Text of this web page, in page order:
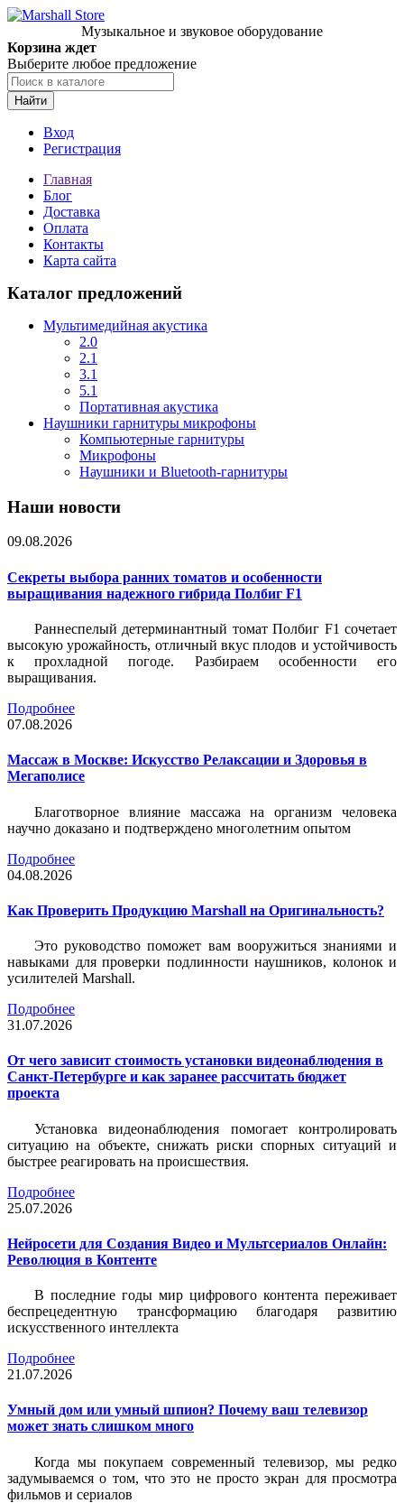
Музыкальное и звуковое оборудование
Корзина ждет
Выберите любое предложение
Найти
Вход
Регистрация
Главная
Блог
Доставка
Оплата
Контакты
Карта сайта
Каталог предложений
Мультимедийная акустика
2.0
2.1
3.1
5.1
Портативная акустика
Наушники гарнитуры микрофоны
Компьютерные гарнитуры
Микрофоны
Наушники и Bluetooth-гарнитуры
Наши новости
09.08.2026
Секреты выбора ранних томатов и особенности
выращивания надежного гибрида Полбиг F1
Раннеспелый детерминантный томат Полбиг F1 сочетает
высокую урожайность, отличный вкус плодов и устойчивость
к прохладной погоде. Разбираем особенности его
выращивания.
Подробнее
07.08.2026
Массаж в Москве: Искусство Релаксации и Здоровья в
Мегаполисе
Благотворное влияние массажа на организм человека
научно доказано и подтверждено многолетним опытом
Подробнее
04.08.2026
Как Проверить Продукцию Marshall на Оригинальность?
Это руководство поможет вам вооружиться знаниями и
навыками для проверки подлинности наушников, колонок и
усилителей Marshall.
Подробнее
31.07.2026
От чего зависит стоимость установки видеонаблюдения в
Санкт-Петербурге и как заранее рассчитать бюджет
проекта
Установка видеонаблюдения помогает контролировать
ситуацию на объекте, снижать риски спорных ситуаций и
быстрее реагировать на происшествия.
Подробнее
25.07.2026
Нейросети для Создания Видео и Мультсериалов Онлайн:
Революция в Контенте
В последние годы мир цифрового контента переживает
беспрецедентную трансформацию благодаря развитию
искусственного интеллекта
Подробнее
21.07.2026
Умный дом или умный шпион? Почему ваш телевизор
может знать слишком много
Когда мы покупаем современный телевизор, мы редко
задумываемся о том, что это не просто экран для просмотра
фильмов и сериалов